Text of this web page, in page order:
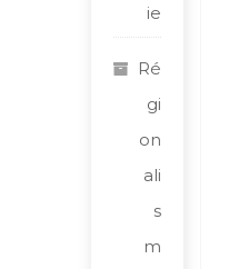
ie
Ré
gi
on
ali
s
m